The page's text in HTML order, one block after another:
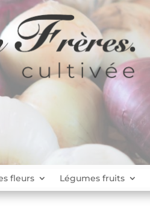
fleurs Légumes fruits